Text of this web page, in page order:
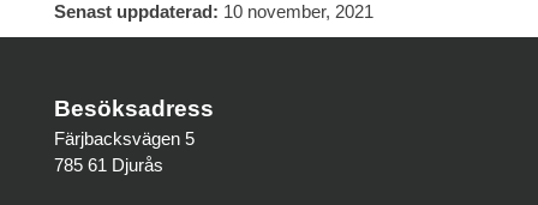
Senast uppdaterad: 10 november, 2021
Besöksadress
Färjbacksvägen 5
785 61 Djurås